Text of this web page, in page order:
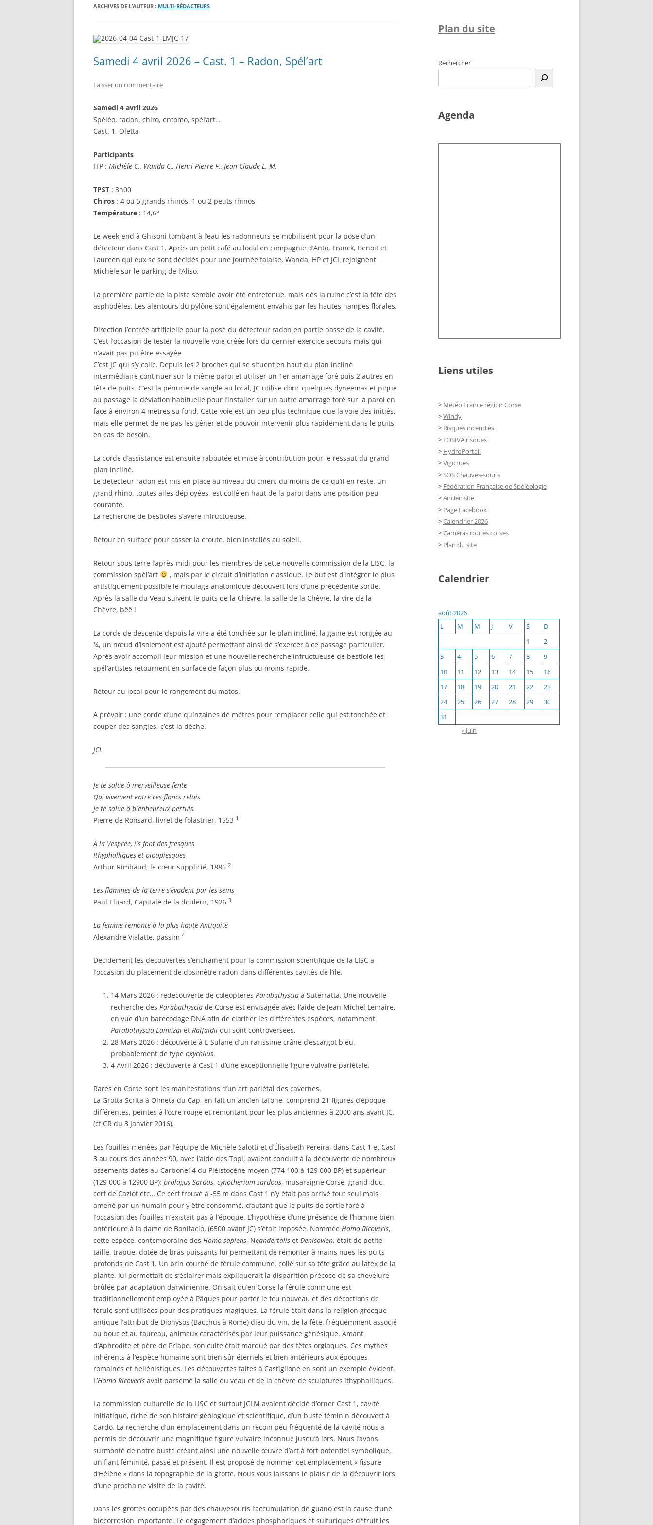
ARCHIVES DE L’AUTEUR : MULTI-RÉDACTEURS
Samedi 4 avril 2026 – Cast. 1 – Radon, Spél’art
Laisser un commentaire
Samedi 4 avril 2026
Spéléo, radon, chiro, entomo, spél’art…
Cast. 1, Oletta
Participants
ITP : Michèle C., Wanda C., Henri-Pierre F., Jean-Claude L. M.
TPST : 3h00
Chiros : 4 ou 5 grands rhinos, 1 ou 2 petits rhinos
Température : 14,6°
Le week-end à Ghisoni tombant à l’eau les radonneurs se mobilisent pour la pose d’un
détecteur dans Cast 1. Après un petit café au local en compagnie d’Anto, Franck, Benoit et
Laureen qui eux se sont décidés pour une journée falaise, Wanda, HP et JCL rejoignent
Michèle sur le parking de l’Aliso.
La première partie de la piste semble avoir été entretenue, mais dès la ruine c’est la fête des
asphodèles. Les alentours du pylône sont également envahis par les hautes hampes florales.
Direction l’entrée artificielle pour la pose du détecteur radon en partie basse de la cavité.
C’est l’occasion de tester la nouvelle voie créée lors du dernier exercice secours mais qui
n’avait pas pu être essayée.
C’est JC qui s’y colle. Depuis les 2 broches qui se situent en haut du plan incliné
intermédiaire continuer sur la même paroi et utiliser un 1er amarrage foré puis 2 autres en
tête de puits. C’est la pénurie de sangle au local, JC utilise donc quelques dyneemas et pique
au passage la déviation habituelle pour l’installer sur un autre amarrage foré sur la paroi en
face à environ 4 mètres su fond. Cette voie est un peu plus technique que la voie des initiés,
mais elle permet de ne pas les gêner et de pouvoir intervenir plus rapidement dans le puits
en cas de besoin.
La corde d’assistance est ensuite raboutée et mise à contribution pour le ressaut du grand
plan incliné.
Le détecteur radon est mis en place au niveau du chien, du moins de ce qu’il en reste. Un
grand rhino, toutes ailes déployées, est collé en haut de la paroi dans une position peu
courante.
La recherche de bestioles s’avère infructueuse.
Retour en surface pour casser la croute, bien installés au soleil.
Retour sous terre l’après-midi pour les membres de cette nouvelle commission de la LISC, la
commission spél’art
, mais par le circuit d’initiation classique. Le but est d’intégrer le plus
artistiquement possible le moulage anatomique découvert lors d’une précédente sortie.
Après la salle du Veau suivent le puits de la Chèvre, la salle de la Chèvre, la vire de la
Chèvre, bêê !
La corde de descente depuis la vire a été tonchée sur le plan incliné, la gaine est rongée au
¾, un nœud d’isolement est ajouté permettant ainsi de s’exercer à ce passage particulier.
Après avoir accompli leur mission et une nouvelle recherche infructueuse de bestiole les
spél’artistes retournent en surface de façon plus ou moins rapide.
Retour au local pour le rangement du matos.
A prévoir : une corde d’une quinzaines de mètres pour remplacer celle qui est tonchée et
couper des sangles, c’est la dèche.
JCL
Je te salue ô merveilleuse fente
Qui vivement entre ces flancs reluis
Je te salue ô bienheureux pertuis.
Pierre de Ronsard, livret de folastrier, 1553 1
À la Vesprée, ils font des fresques
Ithyphalliques et pioupiesques
Arthur Rimbaud, le cœur supplicié, 1886 2
Les flammes de la terre s’évadent par les seins
Paul Eluard, Capitale de la douleur, 1926 3
La femme remonte à la plus haute Antiquité
Alexandre Vialatte, passim 4
Décidément les découvertes s’enchaînent pour la commission scientifique de la LISC à
l’occasion du placement de dosimètre radon dans différentes cavités de l’ile.
14 Mars 2026 : redécouverte de coléoptères Parabathyscia à Suterratta. Une nouvelle
recherche des Parabathyscia de Corse est envisagée avec l’aide de Jean-Michel Lemaire,
en vue d’un barecodage DNA afin de clarifier les différentes espèces, notamment
Parabathyscia Lamilzai et Raffaldii qui sont controversées.
28 Mars 2026 : découverte à E Sulane d’un rarissime crâne d’escargot bleu,
probablement de type oxychilus.
4 Avril 2026 : découverte à Cast 1 d’une exceptionnelle figure vulvaire pariétale.
Rares en Corse sont les manifestations d’un art pariétal des cavernes.
La Grotta Scrita à Olmeta du Cap, en fait un ancien tafone, comprend 21 figures d’époque
différentes, peintes à l’ocre rouge et remontant pour les plus anciennes à 2000 ans avant JC.
(cf CR du 3 Janvier 2016).
Les fouilles menées par l’équipe de Michèle Salotti et d’Élisabeth Pereira, dans Cast 1 et Cast
3 au cours des années 90, avec l’aide des Topi, avaient conduit à la découverte de nombreux
ossements datés au Carbone14 du Pléistocène moyen (774 100 à 129 000 BP) et supérieur
(129 000 à 12900 BP): prolagus Sardus, cynotherium sardous, musaraigne Corse, grand-duc,
cerf de Caziot etc… Ce cerf trouvé à -55 m dans Cast 1 n’y était pas arrivé tout seul mais
amené par un humain pour y être consommé, d’autant que le puits de sortie foré à
l’occasion des fouilles n’existait pas à l’époque. L’hypothèse d’une présence de l’homme bien
antérieure à la dame de Bonifacio, (6500 avant JC) s’était imposée. Nommée Homo Ricoveris,
cette espèce, contemporaine des Homo sapiens, Néandertalis et Denisovien, était de petite
taille, trapue, dotée de bras puissants lui permettant de remonter à mains nues les puits
profonds de Cast 1. Un brin courbé de férule commune, collé sur sa tête grâce au latex de la
plante, lui permettait de s’éclairer mais expliquerait la disparition précoce de sa chevelure
brûlée par adaptation darwinienne. On sait qu’en Corse la férule commune est
traditionnellement employée à Pâques pour porter le feu nouveau et des décoctions de
férule sont utilisées pour des pratiques magiques. La férule était dans la religion grecque
antique l’attribut de Dionysos (Bacchus à Rome) dieu du vin, de la fête, fréquemment associé
au bouc et au taureau, animaux caractérisés par leur puissance génésique. Amant
d’Aphrodite et père de Priape, son culte était marqué par des fêtes orgiaques. Ces mythes
inhérents à l’espèce humaine sont bien sûr éternels et bien antérieurs aux époques
romaines et hellénistiques. Les découvertes faites à Castiglione en sont un exemple évident.
L’Homo Ricoveris avait parsemé la salle du veau et de la chèvre de sculptures ithyphalliques.
La commission culturelle de la LISC et surtout JCLM avaient décidé d’orner Cast 1, cavité
initiatique, riche de son histoire géologique et scientifique, d’un buste féminin découvert à
Cardo. La recherche d’un emplacement dans un recoin peu fréquenté de la cavité nous a
permis de découvrir une magnifique figure vulvaire inconnue jusqu’à lors. Nous l’avons
surmonté de notre buste créant ainsi une nouvelle œuvre d’art à fort potentiel symbolique,
unifiant féminité, passé et présent. Il est proposé de nommer cet emplacement « fissure
d’Hélène » dans la topographie de la grotte. Nous vous laissons le plaisir de la découvrir lors
d’une prochaine visite de la cavité.
Dans les grottes occupées par des chauvesouris l’accumulation de guano est la cause d’une
biocorrosion importante. Le dégagement d’acides phosphoriques et sulfuriques détruit les
Plan du site
Rechercher
Agenda
Liens utiles
> Météo France région Corse
>Windy
> Risques incendies
> FOSIVA risques
> HydroPortail
>Vigicrues
>SOS Chauves-souris
> Fédération Française de Spéléologie
>Ancien site
> Page Facebook
>Calendrier 2026
>Caméras routes corses
> Plan du site
Calendrier
août 2026
L
M M J V S
D
1
2
3
4 5 6 7 8
9
10
11 12 13 14 15
16
17
18 19 20 21 22
23
24
25 26 27 28 29
30
31
« Juin